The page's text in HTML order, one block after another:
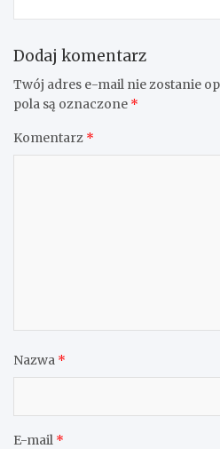
Dodaj komentarz
Twój adres e-mail nie zostanie
pola są oznaczone *
Komentarz *
Nazwa *
E-mail *